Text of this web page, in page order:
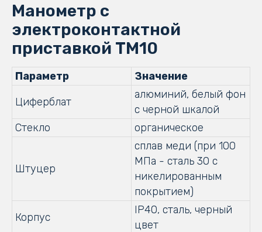
Манометр с
электроконтактной
приставкой ТМ10
Параметр
Значение
Циферблат
алюминий, белый фон
с черной шкалой
Стекло
органическое
Штуцер
сплав меди (при 100
МПа - сталь 30 с
никелированным
покрытием)
Корпус
IP40, сталь, черный
цвет